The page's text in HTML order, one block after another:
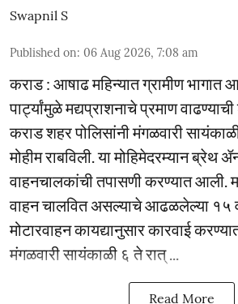
Swapnil S
Published on: 06 Aug 2026, 7:08 am
कराड : आषाढ महिन्यात ग्रामीण भागात
पार्ट्यांमुळे मद्यप्राशनाचे प्रमाण
कराड शहर पोलिसांनी मंगळवारी
मोहीम राबविली. या मोहिमेदरम्यान ब्रेथ
वाहनचालकांची तपासणी करण्यात आली.
वाहन चालवित असल्याचे आढळलेल्या १५
मोटारवाहन कायद्यानुसार कारवाई
मंगळवारी सायंकाळी ६ ते रात् ...
Read More